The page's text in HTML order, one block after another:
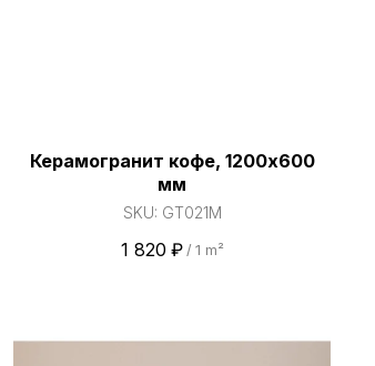
Керамогранит кофе, 1200х600
мм
SKU: GT021M
1 820 ₽ / 1 m²